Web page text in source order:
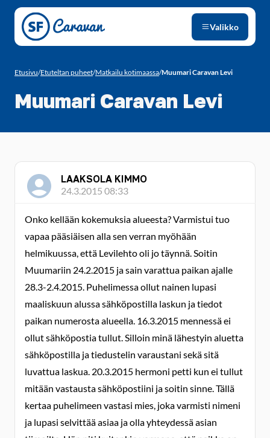
Siirry sivun sisältöön
Valikko
Etusivu/Etuteltan puheet/Matkailu kotimaassa/Muumari Caravan Levi
Muumari Caravan Levi
LAAKSOLA KIMMO
24.3.2015 08:33
Onko kellään kokemuksia alueesta? Varmistui tuo
vapaa pääsiäisen alla sen verran myöhään
helmikuussa, että Levilehto oli jo täynnä. Soitin
Muumariin 24.2.2015 ja sain varattua paikan ajalle
28.3-2.4.2015. Puhelimessa ollut nainen lupasi
maaliskuun alussa sähköpostilla laskun ja tiedot
paikan numerosta alueella. 16.3.2015 mennessä ei
ollut sähköpostia tullut. Silloin minä lähestyin aluetta
sähköpostilla ja tiedustelin varaustani sekä sitä
luvattua laskua. 20.3.2015 hermoni petti kun ei tullut
mitään vastausta sähköpostiini ja soitin sinne. Tällä
kertaa puhelimeen vastasi mies, joka varmisti nimeni
ja lupasi selvittää asiaa ja olla yhteydessä asian